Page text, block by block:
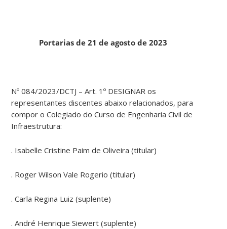
Portarias de 21 de agosto de 2023
Nº 084/2023/DCTJ – Art. 1º DESIGNAR os
representantes discentes abaixo relacionados, para
compor o Colegiado do Curso de Engenharia Civil de
Infraestrutura:
. Isabelle Cristine Paim de Oliveira (titular)
. Roger Wilson Vale Rogerio (titular)
. Carla Regina Luiz (suplente)
. André Henrique Siewert (suplente)